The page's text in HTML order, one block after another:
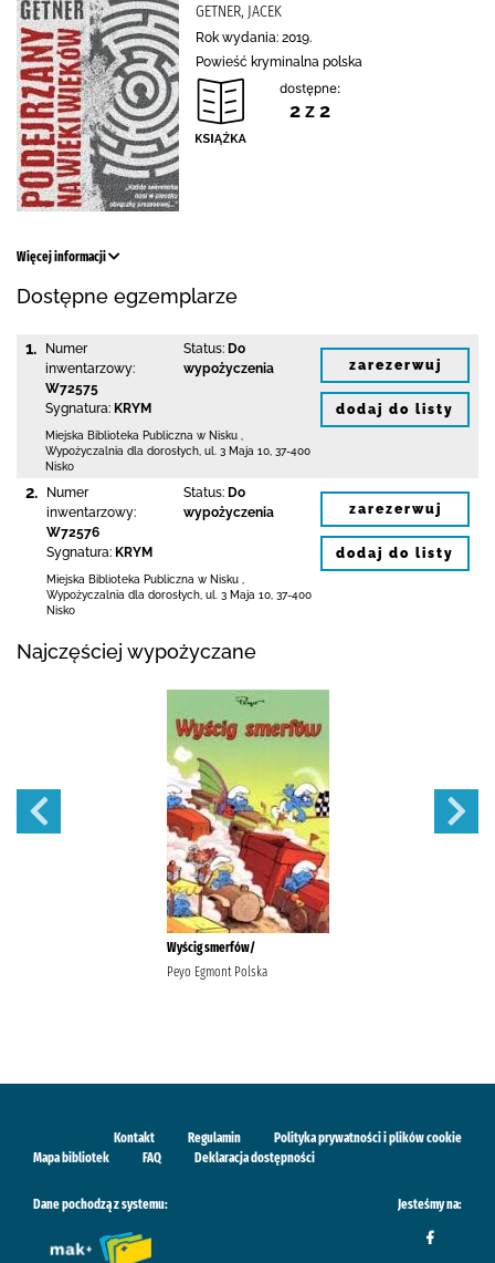
GETNER, JACEK
Rok wydania: 2019.
Powieść kryminalna polska
dostępne:
2 z 2
Więcej informacji
Dostępne egzemplarze
1.
Numer
inwentarzowy:
W72575
Sygnatura: KRYM
Status: Do
wypożyczenia
Miejska Biblioteka Publiczna w Nisku
Wypożyczalnia dla dorosłych, ul. 3 Maja 10 37-400
Nisko
zarezerwuj
dodaj do listy
2.
Numer
inwentarzowy:
W72576
Sygnatura: KRYM
Status: Do
wypożyczenia
Miejska Biblioteka Publiczna w Nisku
Wypożyczalnia dla dorosłych, ul. 3 Maja 10 37-400
Nisko
zarezerwuj
dodaj do listy
Najczęściej wypożyczane
Wyścig smerfów/
Peyo Egmont Polska
Kontakt Regulamin
Polityka prywatności i plików cookie
Mapa bibliotek
FAQ Deklaracja dostępności
Dane pochodzą z systemu: Jesteśmy na: